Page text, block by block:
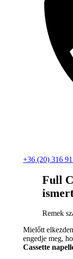
+36 (20) 316
Full
Remek
Mielőtt
engedje meg,
Cassette